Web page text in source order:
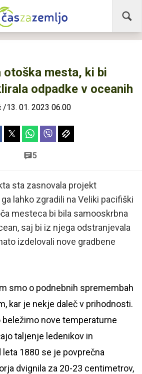
otoška mesta, ki bi
odpadke v oceanih
/13. 01. 2023 06.00
5
sta zasnovala projekt
lahko zgradili na Veliki pacifiški
mesteca bi bila samooskrbna
saj bi iz njega odstranjevala
izdelovali nove gradbene
smo o podnebnih spremembah
kar je nekje daleč v prihodnosti.
beležimo nove temperaturne
taljenje ledenikov in
leta 1880 se je povprečna
dvignila za 20-23 centimetrov,